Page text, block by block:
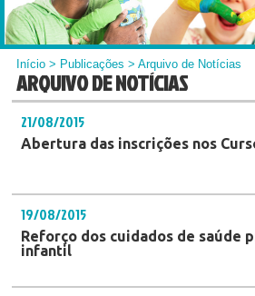
Início > Publicações > Arquivo de Notícias
ARQUIVO DE NOTÍCIAS
21/08/2015
Abertura das inscrições nos
19/08/2015
Reforço dos cuidados de saúde
infantil